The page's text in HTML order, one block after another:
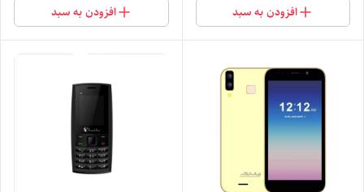
افزودن به سبد افزودن به سبد